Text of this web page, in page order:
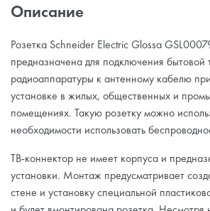
Описание
Розетка Schneider Electric Glossa
предназначена для подключения бытовой
радиоаппаратуры к антенному кабелю
установке в жилых, общественных и
помещениях. Такую розетку можно
необходимости использовать
ТВ-коннектор не имеет корпуса и
установки. Монтаж предусматривает
стене и установку специальной